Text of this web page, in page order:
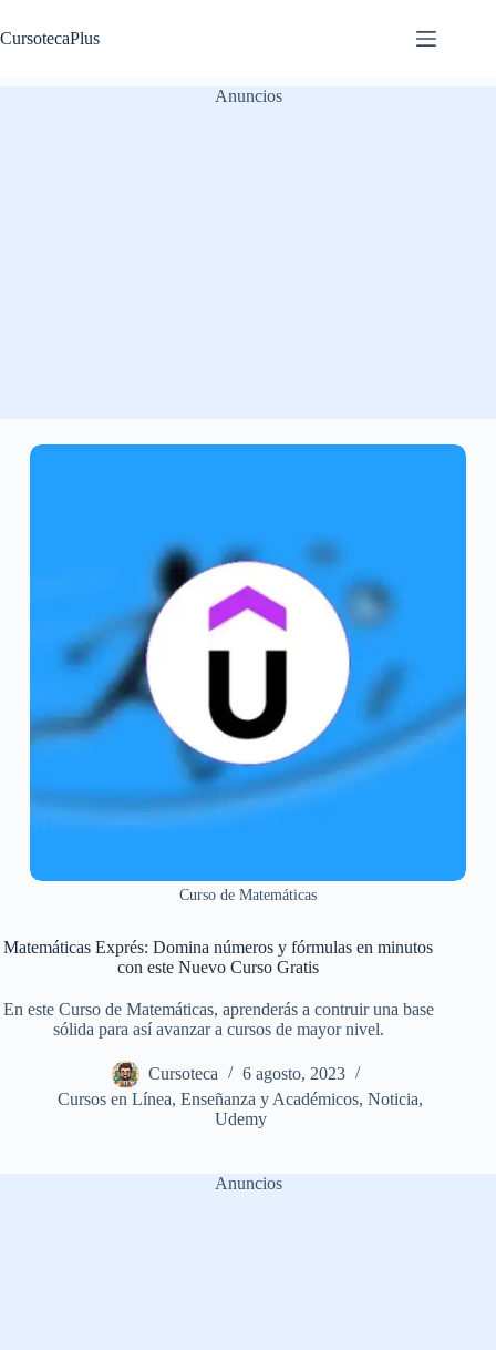
al
contenido
CursotecaPlus
Anuncios
Curso de Matemáticas
Matemáticas Exprés: Domina números y fórmulas en minutos
con este Nuevo Curso Gratis
En este Curso de Matemáticas, aprenderás a contruir una base
sólida para así avanzar a cursos de mayor nivel.
Cursoteca
6 agosto, 2023
Cursos en Línea,Enseñanza y Académicos,Noticia,
Udemy
Anuncios